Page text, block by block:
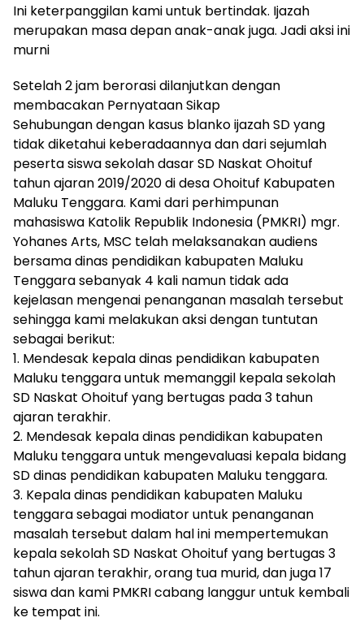
Ini keterpanggilan kami untuk bertindak. Ijazah
merupakan masa depan anak-anak juga. Jadi aksi ini
murni
Setelah 2 jam berorasi dilanjutkan dengan
membacakan Pernyataan Sikap
Sehubungan dengan kasus blanko ijazah SD yang
tidak diketahui keberadaannya dan dari sejumlah
peserta siswa sekolah dasar SD Naskat Ohoituf
tahun ajaran 2019/2020 di desa Ohoituf Kabupaten
Maluku Tenggara. Kami dari perhimpunan
mahasiswa Katolik Republik Indonesia (PMKRI) mgr.
Yohanes Arts, MSC telah melaksanakan audiens
bersama dinas pendidikan kabupaten Maluku
Tenggara sebanyak 4 kali namun tidak ada
kejelasan mengenai penanganan masalah tersebut
sehingga kami melakukan aksi dengan tuntutan
sebagai berikut:
1. Mendesak kepala dinas pendidikan kabupaten
Maluku tenggara untuk memanggil kepala sekolah
SD Naskat Ohoituf yang bertugas pada 3 tahun
ajaran terakhir.
2. Mendesak kepala dinas pendidikan kabupaten
Maluku tenggara untuk mengevaluasi kepala bidang
SD dinas pendidikan kabupaten Maluku tenggara.
3. Kepala dinas pendidikan kabupaten Maluku
tenggara sebagai modiator untuk penanganan
masalah tersebut dalam hal ini mempertemukan
kepala sekolah SD Naskat Ohoituf yang bertugas 3
tahun ajaran terakhir, orang tua murid, dan juga 17
siswa dan kami PMKRI cabang langgur untuk kembali
ke tempat ini.